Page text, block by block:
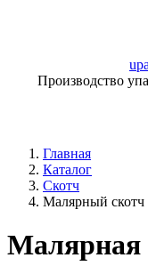
Производство
Главная
Каталог
Скотч
Малярный скотч
Малярная